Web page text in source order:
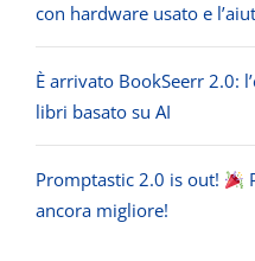
con hardware usato e
È arrivato BookSeerr 2.0:
libri basato su AI
Promptastic 2.0 is out!
ancora migliore!